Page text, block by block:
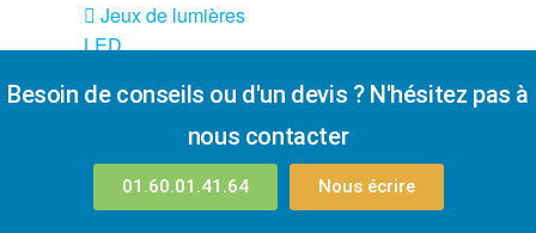
Jeux de lumières
LED
projecteur
Meubles led
lumineux
Pack jeux de
Besoin de conseils ou d'un devis ? N'hésitez pas à
nous contacter
01.60.01.41.64 Nous écrire